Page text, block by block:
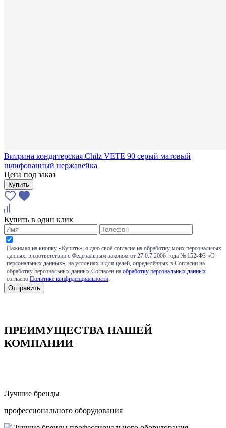
Витрина кондитерская Chilz VETE 90 серый матовый
шлифованный нержавейка
Цена под заказ
Купить
Купить в один клик
Нажимая на кнопку «Купить», я даю своё согласие на обработку моих персональных
данных, в соответствии с Федеральным законом от 27.0.7.2006 года № 152-ФЗ «О
персональных данных», на условиях и для целей, определённых в Согласии на
обработку персональных данных.Согласен на обработку персональных данных
согласно Политике конфиденциальности
ПРЕИМУЩЕСТВА НАШЕЙ
КОМПАНИИ
Лучшие бренды
профессионального оборудования